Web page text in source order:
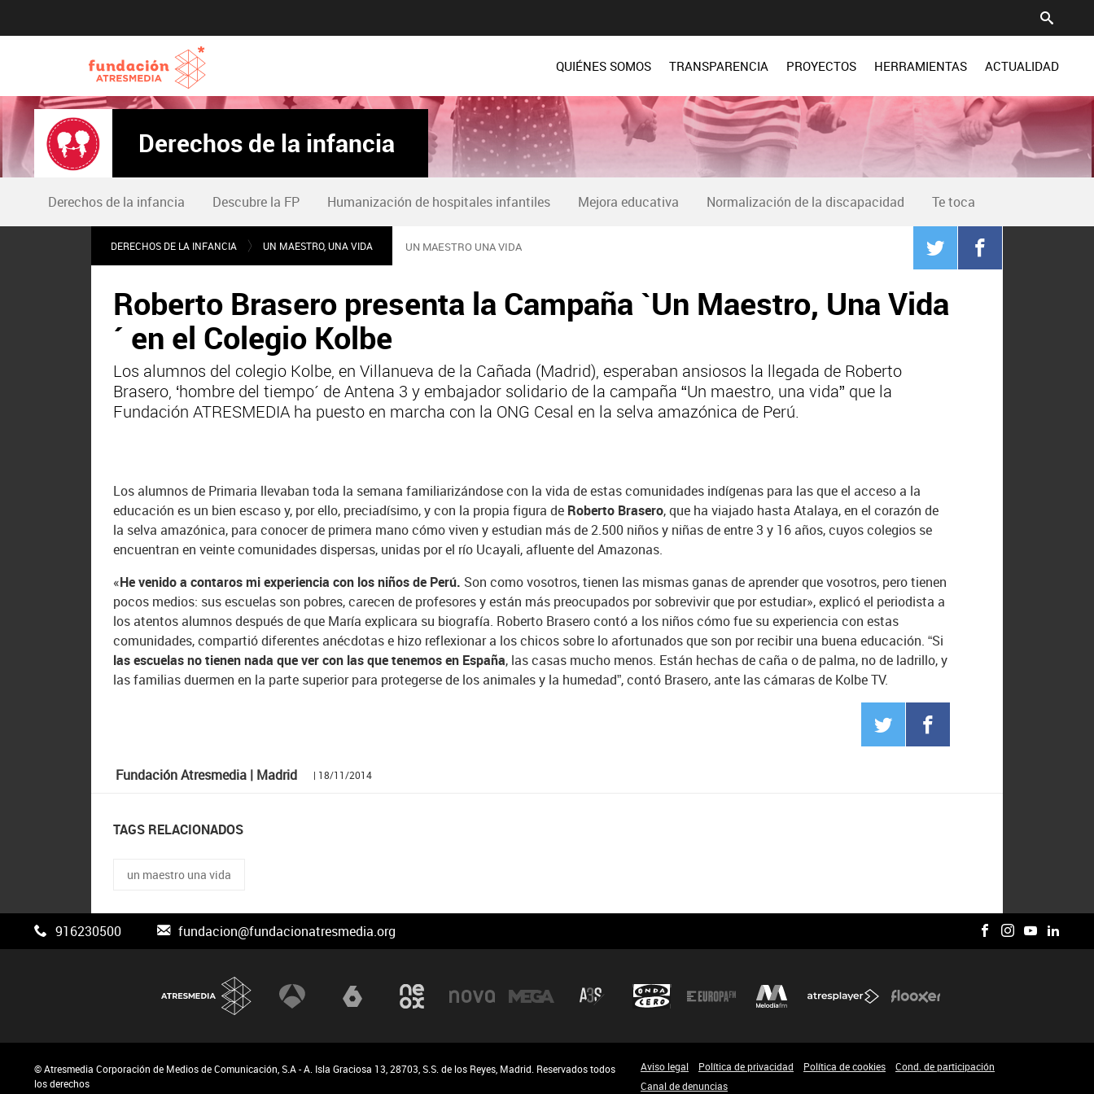
QUIÉNES SOMOS TRANSPARENCIA PROYECTOS HERRAMIENTAS ACTUALIDAD
Derechos de la infancia
Derechos de la infancia Descubre la FP Humanización de hospitales infantiles Mejora educativa Normalización de la discapacidad Te toca
DERECHOS DE LA INFANCIA UN MAESTRO, UNA VIDA UN MAESTRO UNA VIDA
Roberto Brasero presenta la Campaña `Un Maestro, Una Vida
´ en el Colegio Kolbe
Los alumnos del colegio Kolbe, en Villanueva de la Cañada (Madrid), esperaban ansiosos la llegada de Roberto
Brasero, ‘hombre del tiempo´ de Antena 3 y embajador solidario de la campaña “Un maestro, una vida” que la
Fundación ATRESMEDIA ha puesto en marcha con la ONG Cesal en la selva amazónica de Perú.
Los alumnos de Primaria llevaban toda la semana familiarizándose con la vida de estas comunidades indígenas para las que el acceso a la
educación es un bien escaso y, por ello, preciadísimo, y con la propia figura de Roberto Brasero, que ha viajado hasta Atalaya, en el corazón de
la selva amazónica, para conocer de primera mano cómo viven y estudian más de 2.500 niños y niñas de entre 3 y 16 años, cuyos colegios se
encuentran en veinte comunidades dispersas, unidas por el río Ucayali, afluente del Amazonas.
«He venido a contaros mi experiencia con los niños de Perú. Son como vosotros, tienen las mismas ganas de aprender que vosotros, pero tienen
pocos medios: sus escuelas son pobres, carecen de profesores y están más preocupados por sobrevivir que por estudiar», explicó el periodista a
los atentos alumnos después de que María explicara su biografía. Roberto Brasero contó a los niños cómo fue su experiencia con estas
comunidades, compartió diferentes anécdotas e hizo reflexionar a los chicos sobre lo afortunados que son por recibir una buena educación. “Si
las escuelas no tienen nada que ver con las que tenemos en España, las casas mucho menos. Están hechas de caña o de palma, no de ladrillo, y
las familias duermen en la parte superior para protegerse de los animales y la humedad”, contó Brasero, ante las cámaras de Kolbe TV.
Fundación Atresmedia | Madrid | 18/11/2014
TAGS RELACIONADOS
un maestro una vida
916230500 fundacion@fundacionatresmedia.org
© Atresmedia Corporación de Medios de Comunicación, S.A - A. Isla Graciosa 13, 28703, S.S. de los Reyes, Madrid. Reservados todos
los derechos
Aviso legal Política de privacidad Política de cookies
Cond. de participación
Canal de denuncias